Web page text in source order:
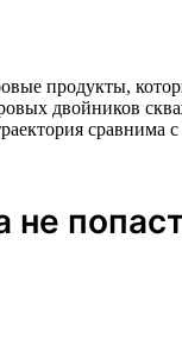
продукты,
двойников
сравнима